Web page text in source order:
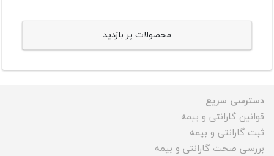
محصولات پر بازدید
دسترسی سریع
قوانین گارانتی و بیمه
ثبت گارانتی و بیمه
بررسی صحت گارانتی و بیمه